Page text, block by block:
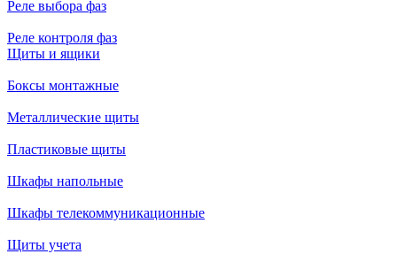
Реле выбора фаз
Реле контроля фаз
Щиты и ящики
Боксы монтажные
Металлические щиты
Пластиковые щиты
Шкафы напольные
Шкафы телекоммуникационные
Щиты учета